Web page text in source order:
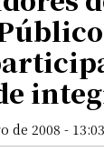
de 2008 -